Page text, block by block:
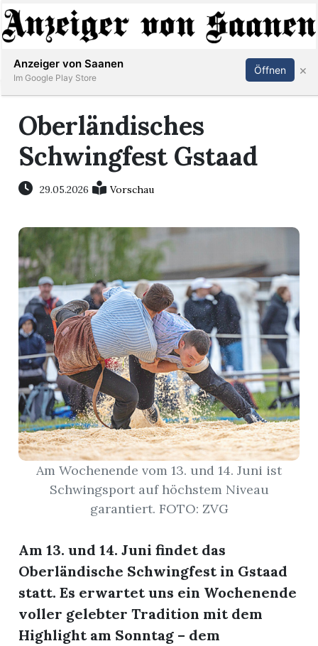
Abonnieren Anmelden
Oberländisches
Schwingfest Gstaad
29.05.2026 Vorschau
Am Wochenende vom 13. und 14. Juni ist
Schwingsport auf höchstem Niveau
garantiert. FOTO: ZVG
Am 13. und 14. Juni findet das
Oberländische Schwingfest in Gstaad
statt. Es erwartet uns ein Wochenende
voller gelebter Tradition mit dem
Highlight am Sonntag – dem
Anzeiger von Saanen
Im Google Play Store
Öffnen ×